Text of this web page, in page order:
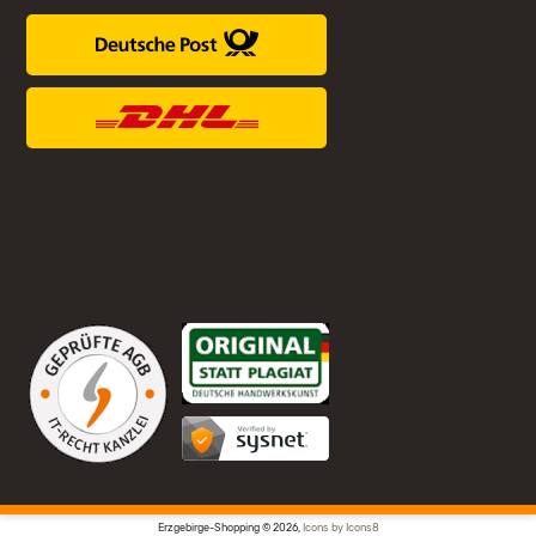
Erzgebirge-Shopping © 2026, Icons by Icons8